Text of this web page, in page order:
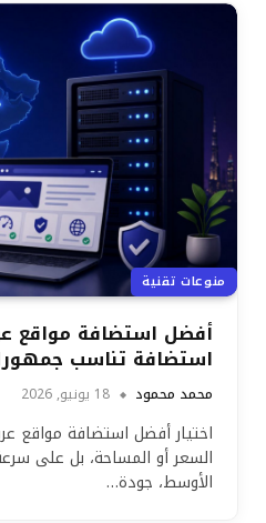
منوعات تقنية
أفضل استضافة مواقع
استضافة تناسب
محمد محمود 18 يونيو, 2026
اختيار أفضل استضافة مواقع
السعر أو المساحة، بل على
الأوسط، جودة…